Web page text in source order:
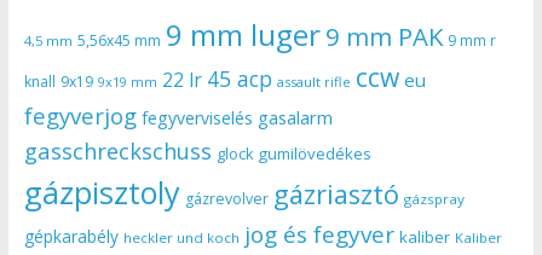
4,5 mm 5,56x45 mm 9 mm luger9 mm PAK 9 mm r
knall 9x19 9x19 mm 22 lr 45 acp assault rifle ccw eu
fegyverjog fegyverviselés gasalarm
gasschreckschuss glock gumilövedékes
gázpisztoly gázrevolver gázriasztó gázspray
gépkarabély heckler und koch jog és fegyver kaliber Kaliber